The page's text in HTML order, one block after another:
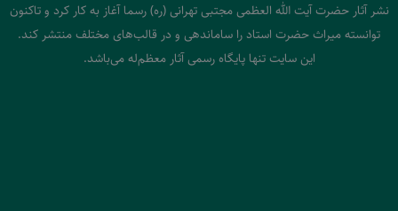
نشر آثار حضرت آیت الله العظمی مجتبی تهرانی (ره) رسما آغاز به کار کرد و تاکنون
توانسته میراث حضرت استاد را ساماندهی و در قالب‌های مختلف منتشر کند.
این سایت تنها پایگاه رسمی آثار معظم‌له می‌باشد.